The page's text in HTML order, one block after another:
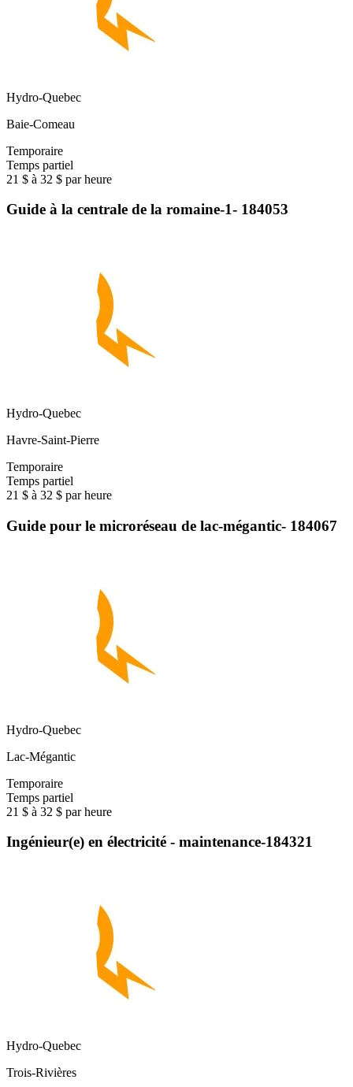
Hydro-Quebec
Baie-Comeau
Temporaire
Temps partiel
21 $ à 32 $ par heure
Guide à la centrale de la romaine-1- 184053
Hydro-Quebec
Havre-Saint-Pierre
Temporaire
Temps partiel
21 $ à 32 $ par heure
Guide pour le microréseau de lac-mégantic- 184067
Hydro-Quebec
Lac-Mégantic
Temporaire
Temps partiel
21 $ à 32 $ par heure
Ingénieur(e) en électricité - maintenance-184321
Hydro-Quebec
Trois-Rivières